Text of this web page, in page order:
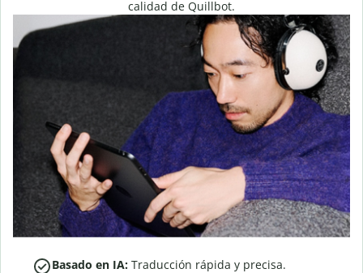
calidad de Quillbot.
Basado en IA: Traducción rápida y precisa.